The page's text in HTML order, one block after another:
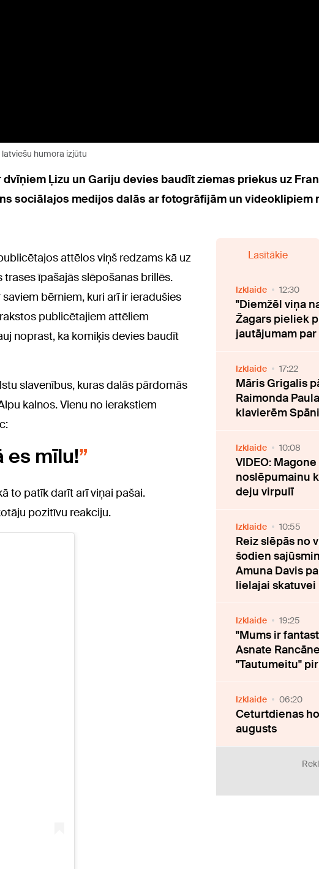
latviešu humora izjūtu
Ļizu un Gariju devies baudīt ziemas priekus uz
sociālajos medijos dalās ar fotogrāfijām un videoklipiem
attēlos viņš redzams kā uz
īpašajās slēpošanas brillēs.
bērniem, kuri arī ir ieradušies
publicētajiem attēliem
noprast, ka komiķis devies baudīt
slavenībus, kuras dalās pārdomās
kalnos. Vienu no ierakstiem
es mīlu!
to patīk darīt arī viņai pašai.
pozitīvu reakciju.
Lasītākie
Izklaide 12:30
"Diemžēl viņa
Žagars pieliek
jautājumam
Izklaide 17:22
Māris Grigalis
Raimonda
klavierēm
Izklaide 10:08
VIDEO:
noslēpumainu
deju virpulī
Izklaide 10:55
Reiz slēpās no
šodien
Amuna Davis
lielajai skatuvei
Izklaide 19:25
"Mums ir
Asnate
"Tautumeitu"
Izklaide 06:20
Ceturtdienas
augusts